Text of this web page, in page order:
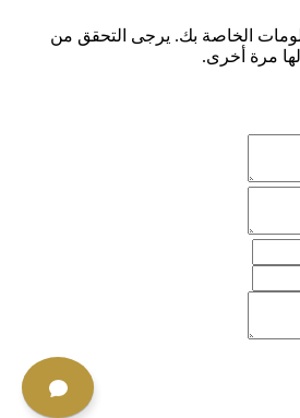
الخاصة بك. يرجى التحقق من
مرة أخرى.